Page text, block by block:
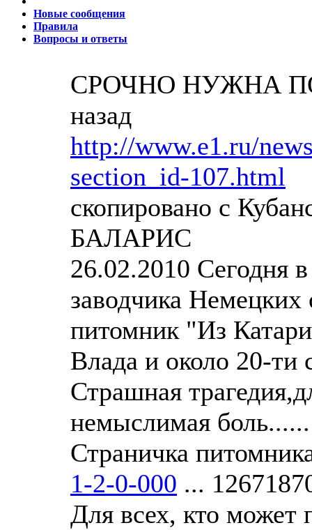
Новые сообщения
Правила
Вопросы и ответы
СРОЧНО НУЖНА
назад
http://www.e1.ru/
section_id-107.html
скопировано с
БАЛАРИС
26.02.2010 Сегодня
заводчика Немецких
питомник "Из
Влада и около 20-ти
Страшная
немыслимая боль......
Страничка
1-2-0-000 ...
Для всех, кто может